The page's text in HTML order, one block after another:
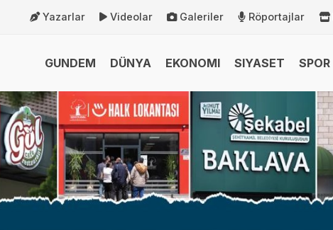
Yazarlar Videolar Galeriler Röportajlar
GUNDEM DÜNYA EKONOMI SIYASET SPOR